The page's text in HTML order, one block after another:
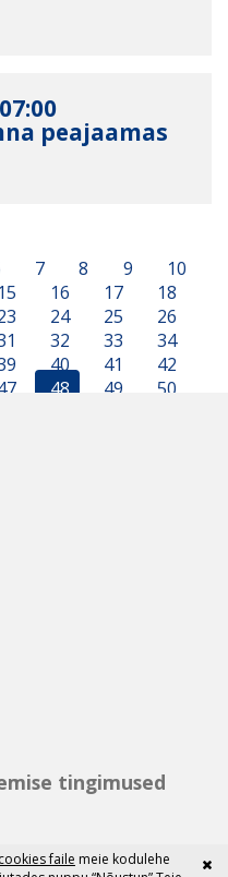
peajaamas
7 8 9
10
15 16 17
18
24 25
26
32 33
34
40 41
42
48 49 50
tingimused
faile meie kodulehe